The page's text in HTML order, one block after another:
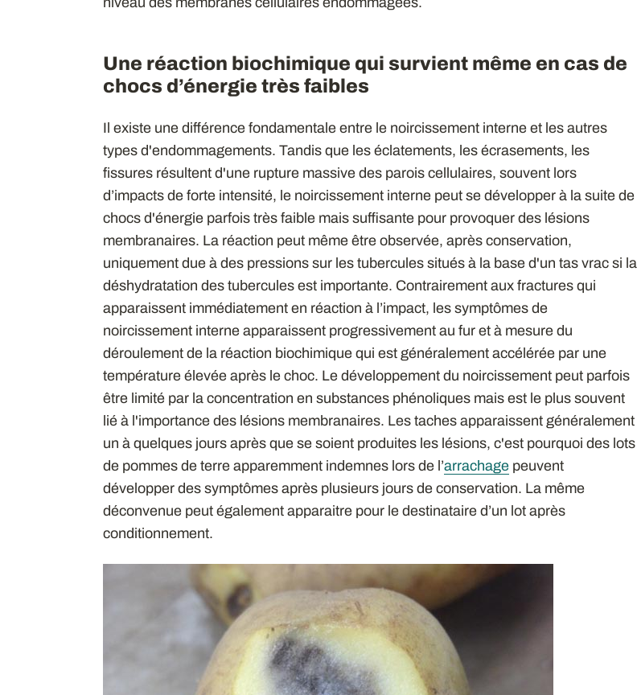
Une réaction biochimique qui survient même en cas de
chocs d’énergie très faibles
Il existe une différence fondamentale entre le noircissement interne et les autres
types d'endommagements. Tandis que les éclatements, les écrasements, les
fissures résultent d'une rupture massive des parois cellulaires, souvent lors
d’impacts de forte intensité, le noircissement interne peut se développer à la suite de
chocs d'énergie parfois très faible mais suffisante pour provoquer des lésions
membranaires. La réaction peut même être observée, après conservation,
uniquement due à des pressions sur les tubercules situés à la base d'un tas vrac si la
déshydratation des tubercules est importante. Contrairement aux fractures qui
apparaissent immédiatement en réaction à l’impact, les symptômes de
noircissement interne apparaissent progressivement au fur et à mesure du
déroulement de la réaction biochimique qui est généralement accélérée par une
température élevée après le choc. Le développement du noircissement peut parfois
être limité par la concentration en substances phénoliques mais est le plus souvent
lié à l'importance des lésions membranaires. Les taches apparaissent généralement
un à quelques jours après que se soient produites les lésions, c'est pourquoi des lots
de pommes de terre apparemment indemnes lors de l’arrachagepeuvent
développer des symptômes après plusieurs jours de conservation. La même
déconvenue peut également apparaitre pour le destinataire d’un lot après
conditionnement.